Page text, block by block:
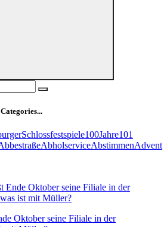
100Jahre101
AbholserviceAbstimmenAdvent
Ende Oktober seine Filiale in der
ist mit Müller?